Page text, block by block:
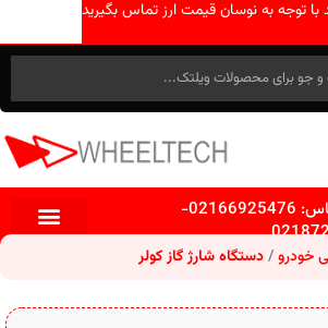
02166925476
-
خودرو دستگاه شارژ گاز کولر
با توجه به نوسان قیمت ارز تماس بگیرید